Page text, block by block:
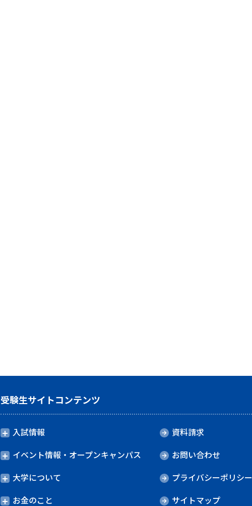
受験生サイトコンテンツ
入試情報
イベント情報・オープンキャンパス
大学について
お金のこと
資料請求
お問い合わせ
プライバシーポリシー
サイトマップ